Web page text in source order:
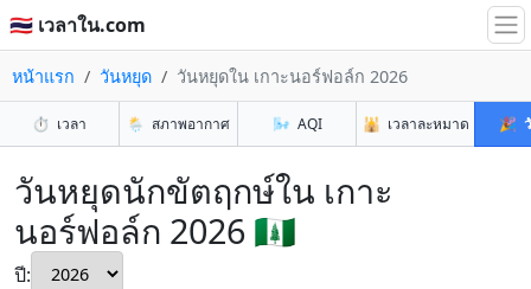
🇹🇭 เวลาใน.com
หน้าแรก วันหยุด วันหยุดใน เกาะนอร์ฟอล์ก 2026
⏱️ เวลา 🌦️ สภาพอากาศ 🌬️ AQI 🕌 เวลาละหมาด 🎉
วันหยุดนักขัตฤกษ์ใน เกาะ
นอร์ฟอล์ก 2026 🇳🇫
ปี: